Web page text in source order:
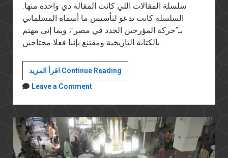
سلسلة المقالات اللي كانت المقالة دي واحدة منها.
السلسلة كانت تدعو لتأسيس ما أسماه المسلماني
بـ”حركة المؤرخين الجدد في مصر”، وبما إني مهتم
بالكتابة التاريخية ومقتنع بإننا فعلا محتاجين…
اقرأ المزيد Continue Readingخواطر
بالعامية:
أهلا
بالمذابح
Leave a Comment